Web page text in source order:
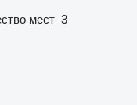
мест 3